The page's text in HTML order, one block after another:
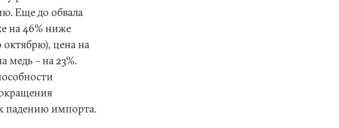
Еще до обвала
на 46% ниже
октябрю), цена на
медь – на 23%.
падению импорта.